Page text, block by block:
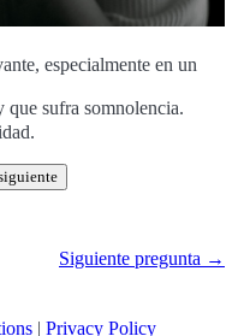
especialmente en un
que sufra somnolencia.
Siguiente pregunta →
| Privacy Policy